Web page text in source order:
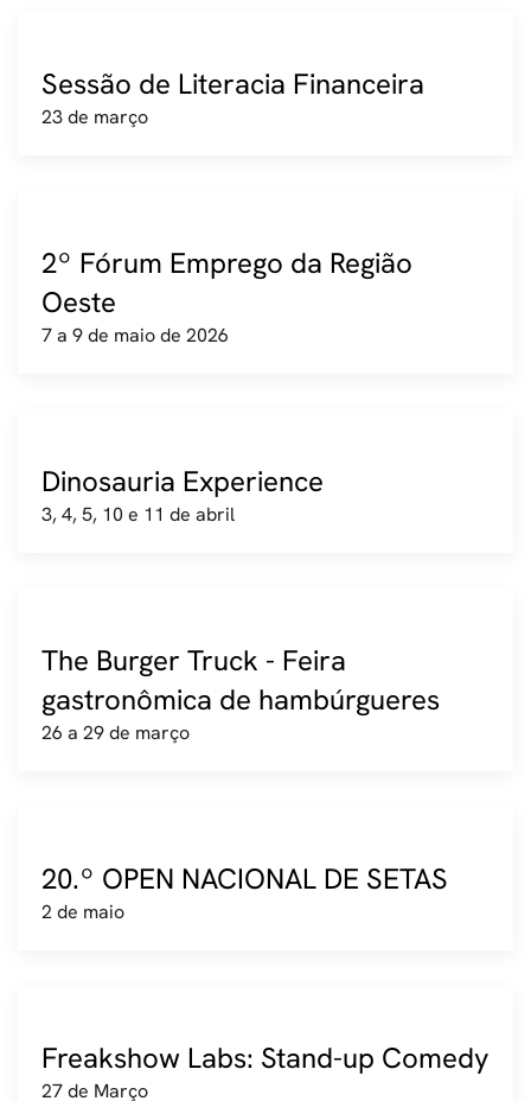
Sessão de Literacia Financeira
23 de março
2º Fórum Emprego da Região
Oeste
7 a 9 de maio de 2026
Dinosauria Experience
3, 4, 5, 10 e 11 de abril
The Burger Truck - Feira
gastronômica de hambúrgueres
26 a 29 de março
20.º OPEN NACIONAL DE SETAS
2 de maio
Freakshow Labs: Stand-up Comedy
27 de Março